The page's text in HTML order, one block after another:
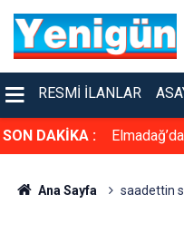
RESMI İLANLAR
SON DAKİKA :
kişi
Ana Sayfa saadettin